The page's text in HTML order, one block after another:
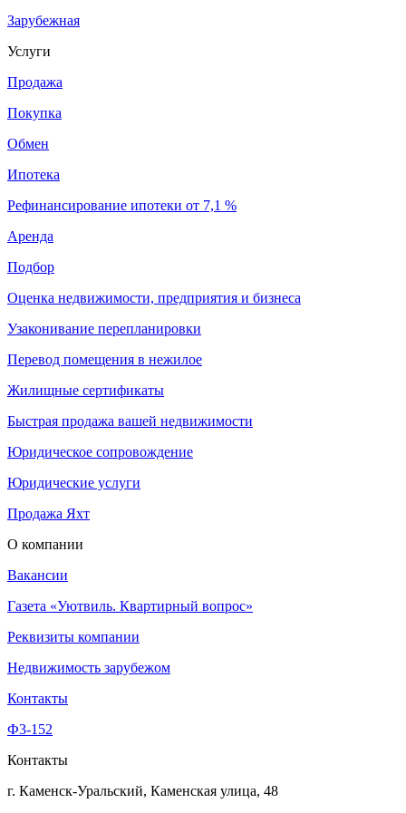
Зарубежная
Услуги
Продажа
Покупка
Обмен
Ипотека
Рефинансирование ипотеки от 7,1 %
Аренда
Подбор
Оценка недвижимости, предприятия и бизнеса
Узаконивание перепланировки
Перевод помещения в нежилое
Жилищные сертификаты
Быстрая продажа вашей недвижимости
Юридическое сопровождение
Юридические услуги
Продажа Яхт
О компании
Вакансии
Газета «Уютвиль. Квартирный вопрос»
Реквизиты компании
Недвижимость зарубежом
Контакты
Ф3-152
Контакты
г. Каменск-Уральский, Каменская улица, 48